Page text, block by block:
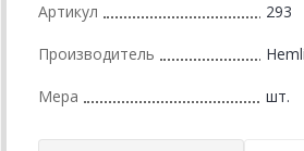
Артикул 293
Производитель
Мера шт.